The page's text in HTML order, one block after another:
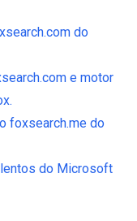
do
e motor
foxsearch.me do
do Microsoft